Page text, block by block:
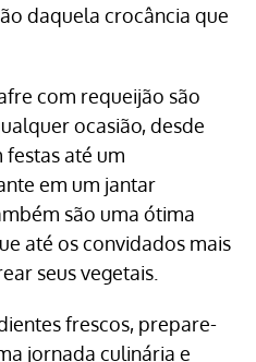
daquela crocância que
com requeijão são
ocasião, desde
até um
em um jantar
são uma ótima
até os convidados mais
seus vegetais.
frescos, prepare-
jornada culinária e